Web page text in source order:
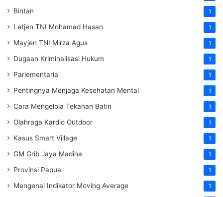
Bintan 1
Letjen TNI Mohamad Hasan 1
Mayjen TNI Mirza Agus 1
Dugaan Kriminalisasi Hukum 1
Parlementaria 1
Pentingnya Menjaga Kesehatan Mental 1
Cara Mengelola Tekanan Batin 1
Olahraga Kardio Outdoor 1
Kasus Smart Village 1
GM Grib Jaya Madina 1
Provinsi Papua 1
Mengenal Indikator Moving Average 1